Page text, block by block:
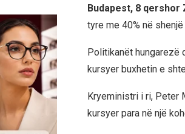
Budapest, 8 qershor
tyre me 40% në
Politikanët hungarezë
kursyer buxhetin e
Kryeministri i ri, Peter
kursyer para në një